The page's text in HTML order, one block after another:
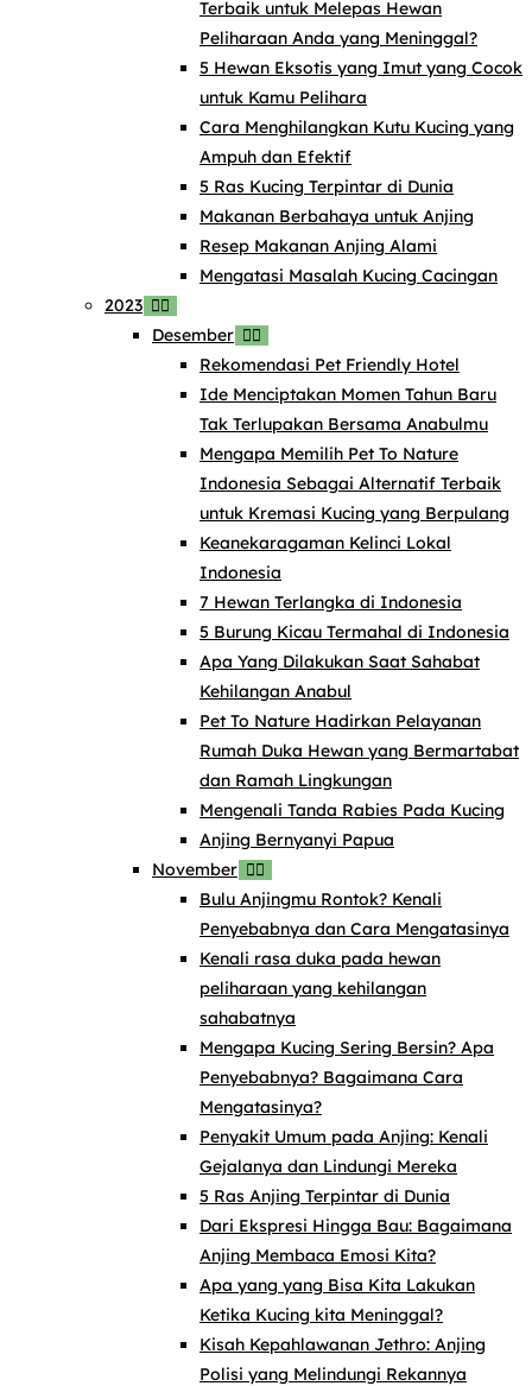
Terbaik untuk Melepas Hewan
Peliharaan Anda yang Meninggal?
5 Hewan Eksotis yang Imut yang Cocok
untuk Kamu Pelihara
Cara Menghilangkan Kutu Kucing yang
Ampuh dan Efektif
5 Ras Kucing Terpintar di Dunia
Makanan Berbahaya untuk Anjing
Resep Makanan Anjing Alami
Mengatasi Masalah Kucing Cacingan
2023
Desember
Rekomendasi Pet Friendly Hotel
Ide Menciptakan Momen Tahun Baru
Tak Terlupakan Bersama Anabulmu
Mengapa Memilih Pet To Nature
Indonesia Sebagai Alternatif Terbaik
untuk Kremasi Kucing yang Berpulang
Keanekaragaman Kelinci Lokal
Indonesia
7 Hewan Terlangka di Indonesia
5 Burung Kicau Termahal di Indonesia
Apa Yang Dilakukan Saat Sahabat
Kehilangan Anabul
Pet To Nature Hadirkan Pelayanan
Rumah Duka Hewan yang Bermartabat
dan Ramah Lingkungan
Mengenali Tanda Rabies Pada Kucing
Anjing Bernyanyi Papua
November
Bulu Anjingmu Rontok? Kenali
Penyebabnya dan Cara Mengatasinya
Kenali rasa duka pada hewan
peliharaan yang kehilangan
sahabatnya
Mengapa Kucing Sering Bersin? Apa
Penyebabnya? Bagaimana Cara
Mengatasinya?
Penyakit Umum pada Anjing: Kenali
Gejalanya dan Lindungi Mereka
5 Ras Anjing Terpintar di Dunia
Dari Ekspresi Hingga Bau: Bagaimana
Anjing Membaca Emosi Kita?
Apa yang yang Bisa Kita Lakukan
Ketika Kucing kita Meninggal?
Kisah Kepahlawanan Jethro: Anjing
Polisi yang Melindungi Rekannya